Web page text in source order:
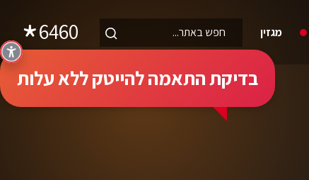
מגזין 6460
בדיקת התאמה להייטק ללא עלות